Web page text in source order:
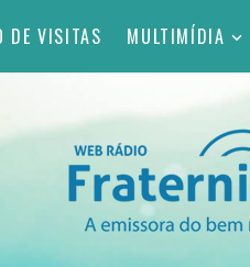
DE VISITAS MULTIMÍDIA